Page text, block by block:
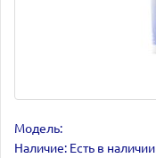
Модель:
Наличие: Есть в наличии